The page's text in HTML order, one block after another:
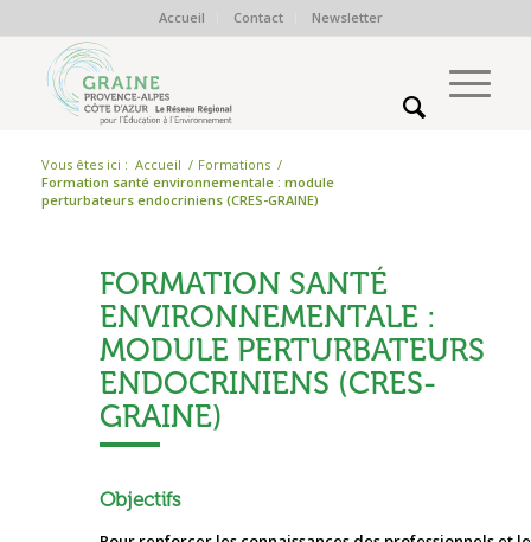
Accueil Contact Newsletter
Vous êtes ici : Accueil / Formations /
Formation santé environnementale : module
perturbateurs endocriniens (CRES-GRAINE)
FORMATION SANTÉ
ENVIRONNEMENTALE :
MODULE PERTURBATEURS
ENDOCRINIENS (CRES-
GRAINE)
Objectifs